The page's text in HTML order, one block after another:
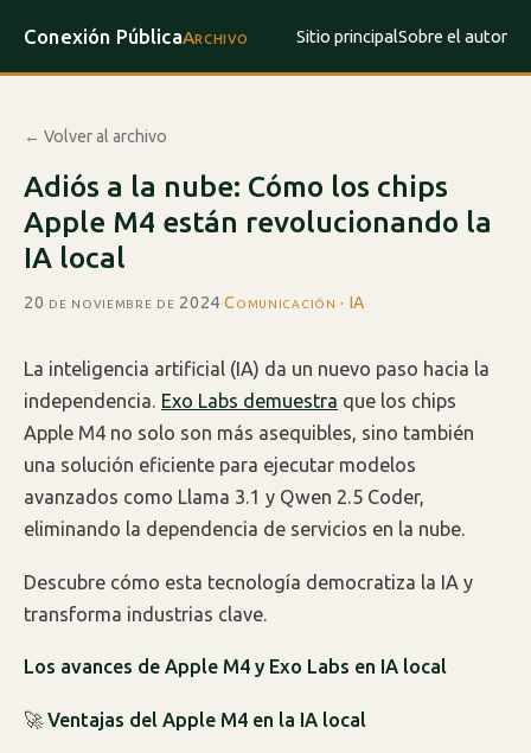
Conexión PúblicaArchivo Sitio principalSobre el autor
← Volver al archivo
Adiós a la nube: Cómo los chips
Apple M4 están revolucionando la
IA local
20 de noviembre de 2024·Comunicación · IA
La inteligencia artificial (IA) da un nuevo paso hacia la
independencia. Exo Labs demuestra que los chips
Apple M4 no solo son más asequibles, sino también
una solución eficiente para ejecutar modelos
avanzados como Llama 3.1 y Qwen 2.5 Coder,
eliminando la dependencia de servicios en la nube.
Descubre cómo esta tecnología democratiza la IA y
transforma industrias clave.
Los avances de Apple M4 y Exo Labs en IA local
🚀Ventajas del Apple M4 en la IA local